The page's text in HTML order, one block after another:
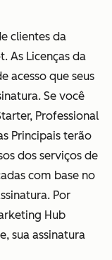
clientes da
As Licenças da
acesso que seus
Se você
Professional
Principais terão
dos serviços de
com base no
Por
Hub
sua assinatura